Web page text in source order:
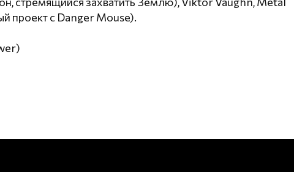
проект с Danger Mouse).